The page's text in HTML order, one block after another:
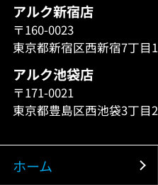
アルク新宿店
〒160-0023
東京都新宿区西新宿7丁目
アルク池袋店
〒171-0021
東京都豊島区西池袋3丁目
ホーム